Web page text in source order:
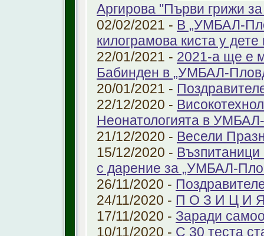
Аргирова "Първи грижи
02/02/2021 - В „УМБАЛ-
килограмова киста у дете
22/01/2021 - 2021-а ще е
Бабинден в „УМБАЛ-
20/01/2021 -
22/12/2020 -
Неонатологията в
21/12/2020 - Весели
15/12/2020 -
с дарение за „УМБАЛ-
26/11/2020 -
24/11/2020 - П О З И Ц И
17/11/2020 - Заради
10/11/2020 - С 30 теста